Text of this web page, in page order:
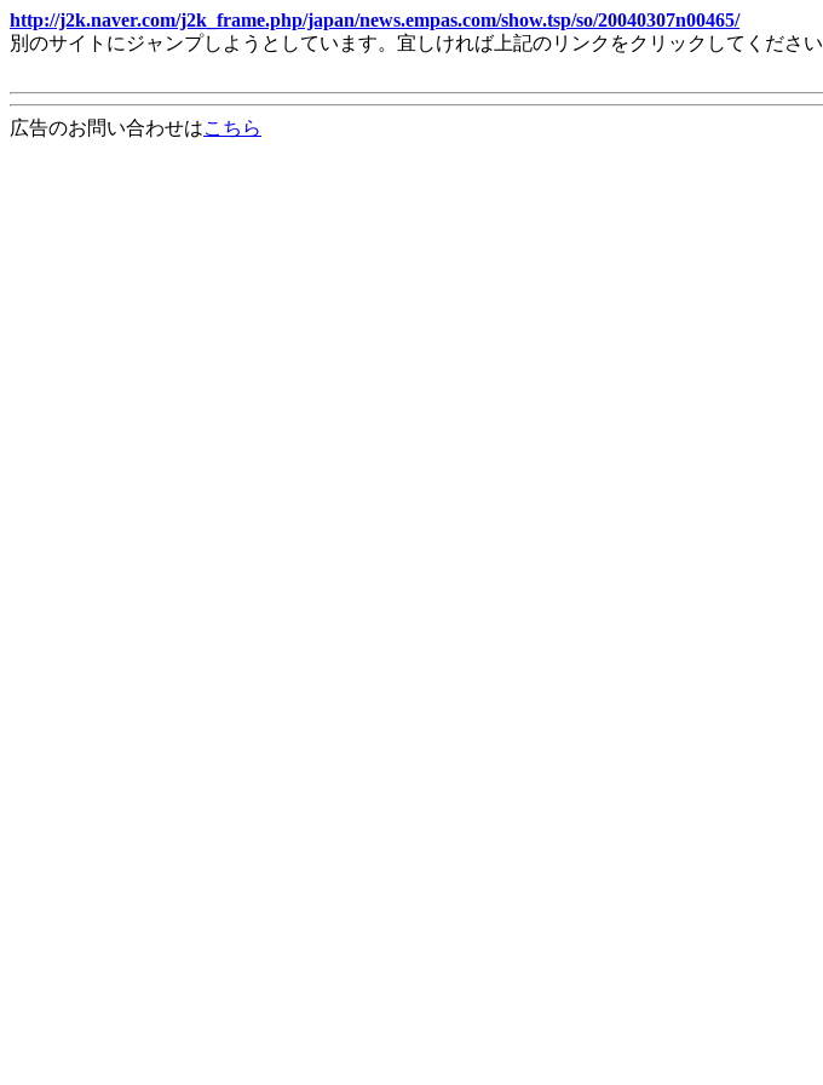
http://j2k.naver.com/j2k_frame.php/japan/news.empas.com/show.tsp/so/20040307n00465/
別のサイトにジャンプしようとしています。宜しければ上記のリンクをクリックしてください
広告のお問い合わせはこちら